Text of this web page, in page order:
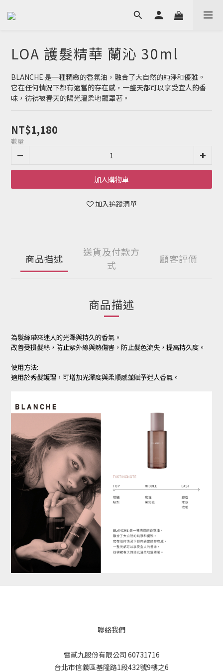
LOA 護髮精華 蘭沁 30ml
BLANCHE 是一種精緻的香氛油，融合了大自然的純淨和優雅。
它在任何情況下都有適當的存在感，一整天都可以享受宜人的香
味，彷彿被春天的陽光溫柔地籠罩著。
NT$1,180
數量
加入購物車
加入追蹤清單
商品描述
送貨及付款方
式
顧客評價
商品描述
為髮絲帶來迷人的光澤與持久的香氣。
改善受損髮絲，防止紫外線與熱傷害，防止髮色流失，提高持久度。
使用方法:
適用於秀髮護理，可增加光澤度與柔順感並賦予迷人香氣。
聯絡我們
雷貳九股份有限公司 60731716
台北市信義區基隆路1段432號9樓之6